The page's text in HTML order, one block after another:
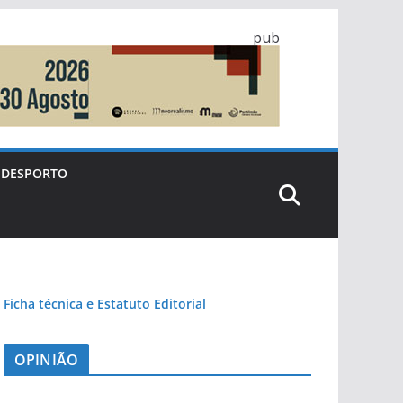
pub
DESPORTO
Ficha técnica e Estatuto Editorial
OPINIÃO